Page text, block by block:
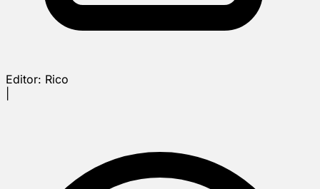
Editor: Rico